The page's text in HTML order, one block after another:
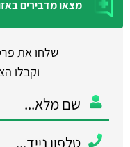
מצאו מדבירים
שלחו את
וקבלו